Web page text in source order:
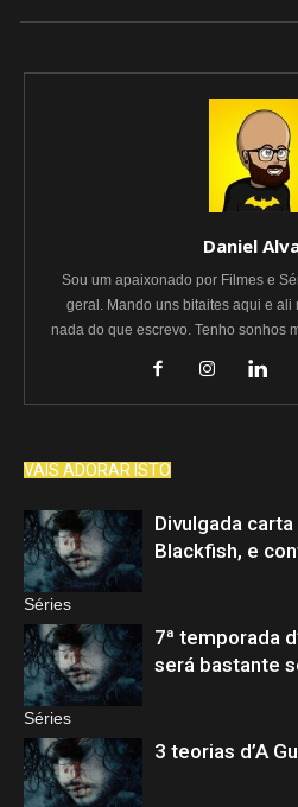
Daniel
Sou um apaixonado por Filmes e
geral. Mando uns bitaites aqui e ali
nada do que escrevo. Tenho sonhos
VAIS ADORAR ISTO
Séries
Divulgada
Blackfish, e
Séries
7ª temporada
será bastante
3 teorias d’A